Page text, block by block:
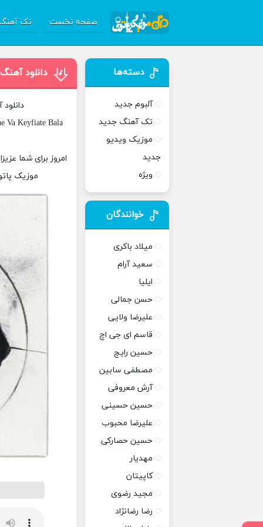
صفحه نخست تک
دانلود
Va Keyfiate Bala
امروز برای شما
موزیک
دسته‌ها
آلبوم جدید
تک آهنگ جدید
موزیک ویدیو
جدید
ویژه
خوانندگان
میلاد باکری
سعید آرام
ایلیا
حسن جمالی
علیرضا ولایی
قاسم ای جی اچ
حسین رایج
مصطفی سابین
آرش معروفی
حسین حسینی
علیرضا محبوب
حسین حصارکی
مهدیار
کاپیتان
مجید رضوی
رضا رضانژاد